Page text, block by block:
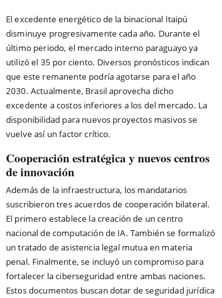
El excedente energético de la binacional Itaipú
disminuye progresivamente cada año. Durante el
último periodo, el mercado interno paraguayo ya
utilizó el 35 por ciento. Diversos pronósticos indican
que este remanente podría agotarse para el año
2030. Actualmente, Brasil aprovecha dicho
excedente a costos inferiores a los del mercado. La
disponibilidad para nuevos proyectos masivos se
vuelve así un factor crítico.
Cooperación estratégica y nuevos centros
de innovación
Además de la infraestructura, los mandatarios
suscribieron tres acuerdos de cooperación bilateral.
El primero establece la creación de un centro
nacional de computación de IA. También se formalizó
un tratado de asistencia legal mutua en materia
penal. Finalmente, se incluyó un compromiso para
fortalecer la ciberseguridad entre ambas naciones.
Estos documentos buscan dotar de seguridad jurídica